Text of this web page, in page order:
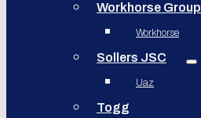
Workhorse Group
Workhorse
Sollers JSC
Uaz
Togg